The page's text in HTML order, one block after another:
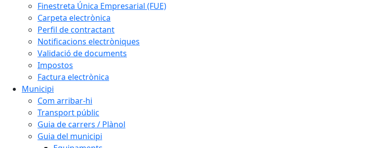
Finestreta Única Empresarial (FUE)
Carpeta electrònica
Perfil de contractant
Notificacions electròniques
Validació de documents
Impostos
Factura electrònica
Municipi
Com arribar-hi
Transport públic
Guia de carrers / Plànol
Guia del municipi